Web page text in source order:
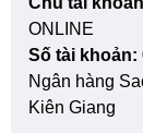
ONLINE
Số tài khoản:
Ngân hàng
Kiên Giang